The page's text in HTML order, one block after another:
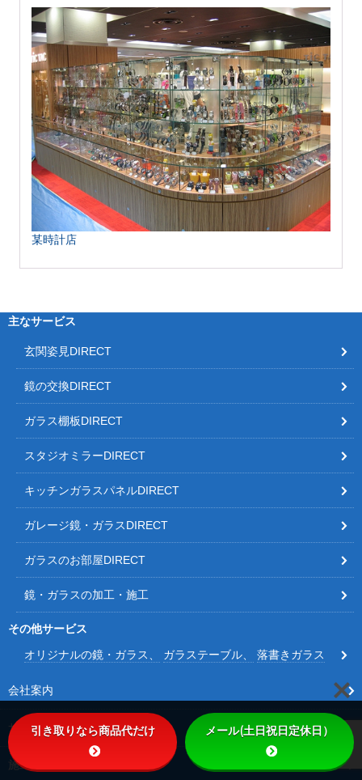
某時計店
主なサービス
玄関姿見DIRECT
鏡の交換DIRECT
ガラス棚板DIRECT
スタジオミラーDIRECT
キッチンガラスパネルDIRECT
ガレージ鏡・ガラスDIRECT
ガラスのお部屋DIRECT
鏡・ガラスの加工・施工
その他サービス
オリジナルの鏡・ガラス
ガラステーブル 落書きガラス
会社案内
サービス内容
施工事例
引き取りなら商品代だけ メール(土日祝日定休日）